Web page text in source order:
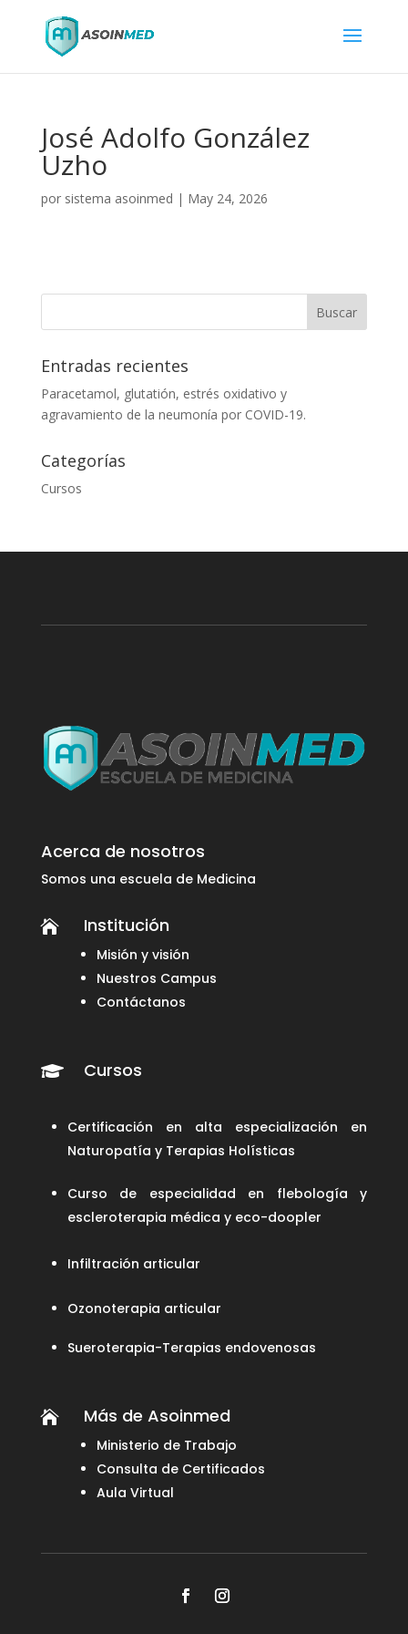
José Adolfo González
Uzho
por sistema asoinmed | May 24, 2026
Entradas recientes
Paracetamol, glutatión, estrés oxidativo y
agravamiento de la neumonía por COVID-19.
Categorías
Cursos
Acerca de nosotros
Somos una escuela de Medicina
 Institución
Misión y visión
Nuestros Campus
Contáctanos
 Cursos
Certificación en alta especialización en
Naturopatía y Terapias Holísticas
Curso de especialidad en flebología y
escleroterapia médica y eco-doopler
Infiltración articular
Ozonoterapia articular
Sueroterapia-Terapias endovenosas
 Más de Asoinmed
Ministerio de Trabajo
Consulta de Certificados
Aula Virtual